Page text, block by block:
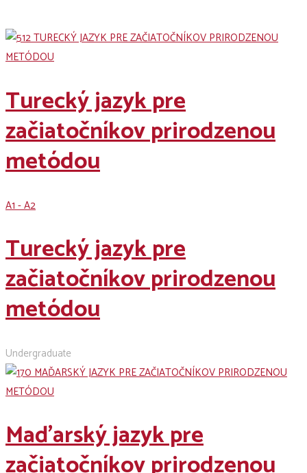
Turecký jazyk pre
začiatočníkov prirodzenou
metódou
A1 - A2
Turecký jazyk pre
začiatočníkov prirodzenou
metódou
Undergraduate
Maďarský jazyk pre